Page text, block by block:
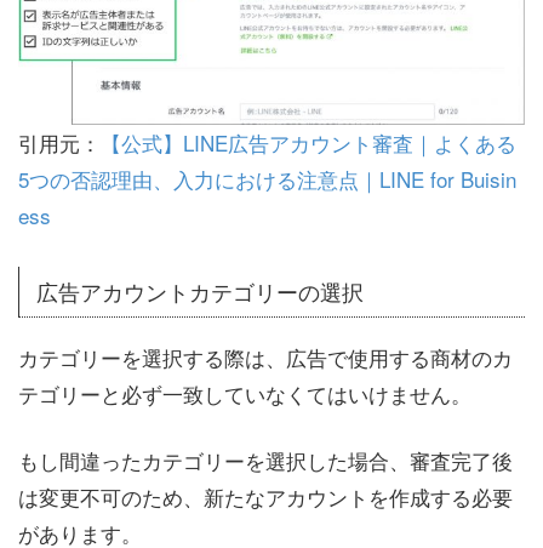
引用元：
【公式】LINE広告アカウント審査｜よくある
5つの否認理由、入力における注意点｜LINE for Buisin
ess
広告アカウントカテゴリーの選択
カテゴリーを選択する際は、広告で使用する商材のカ
テゴリーと必ず一致していなくてはいけません。
もし間違ったカテゴリーを選択した場合、審査完了後
は変更不可のため、新たなアカウントを作成する必要
があります。